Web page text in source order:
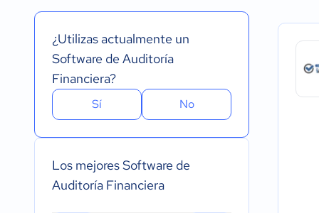
Pago anual
Pago de única vez
Instalado - Mac
Instalado - Linux
Dispositivo
Dispositivo
¿Utilizas actualmente un
Software de Auditoría
Financiera?
Sí No
Los mejores Software de
Auditoría Financiera